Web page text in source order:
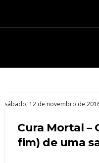
sábado, 12 de novembro de
Cura Mortal –
fim) de uma